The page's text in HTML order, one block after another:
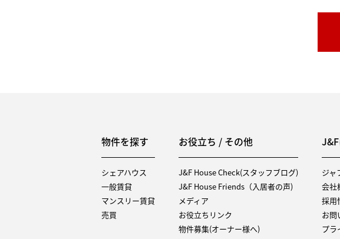
物件を探す
シェアハウス
一般賃貸
マンスリー賃貸
売買
お役立ち / その他
J&F House Check(スタッフブログ)
J&F House Friends（入居者の声)
メディア
お役立ちリンク
物件募集(オーナー様へ)
ジャ
会社
採用
お問
プラ